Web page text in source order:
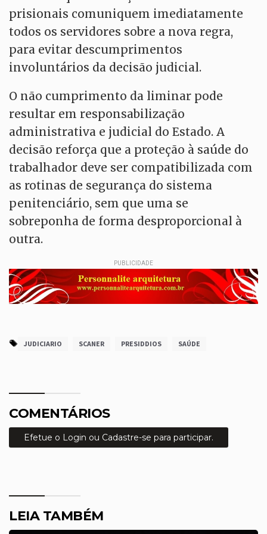
prisionais comuniquem imediatamente
todos os servidores sobre a nova regra,
para evitar descumprimentos
involuntários da decisão judicial.
O não cumprimento da liminar pode
resultar em responsabilização
administrativa e judicial do Estado. A
decisão reforça que a proteção à saúde do
trabalhador deve ser compatibilizada com
as rotinas de segurança do sistema
penitenciário, sem que uma se
sobreponha de forma desproporcional à
outra.
PUBLICIDADE
JUDICIARIO SCANER PRESIDDIOS SAÚDE
COMENTÁRIOS
Efetue o Login ou Cadastre-se para participar.
LEIA TAMBÉM